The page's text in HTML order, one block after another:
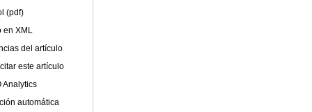
(pdf)
en XML
del artículo
este artículo
Analytics
automática